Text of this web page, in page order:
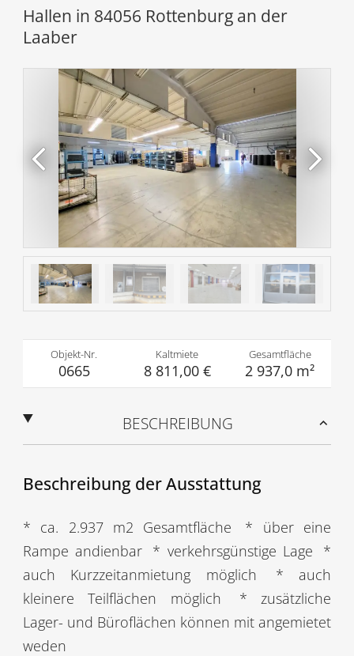
Hallen in 84056 Rottenburg an der
Laaber
Objekt-Nr.
0665
Kaltmiete
8 811,00 €
Gesamtfläche
2 937,0 m²
BESCHREIBUNG
Beschreibung der Ausstattung
* ca. 2.937 m2 Gesamtfläche
* über eine
Rampe andienbar * verkehrsgünstige Lage
*
auch Kurzzeitanmietung möglich
* auch
kleinere Teilflächen möglich
* zusätzliche
Lager- und Büroflächen können mit angemietet
weden